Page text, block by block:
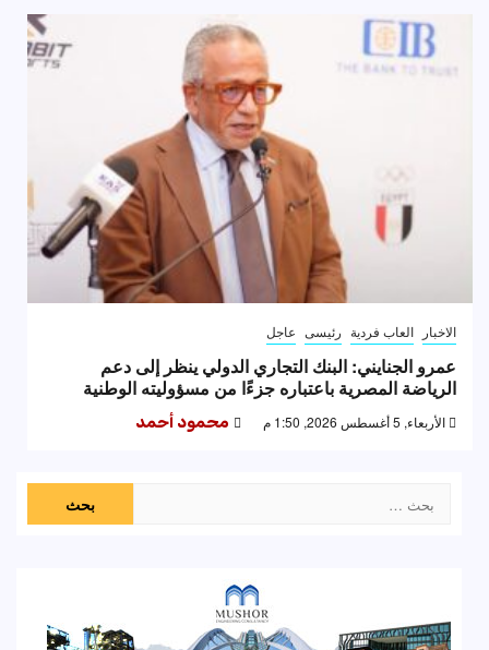
الاخبار العاب فردية رئيسى عاجل
عمرو الجنايني: البنك التجاري الدولي ينظر إلى دعم
الرياضة المصرية باعتباره جزءًا من مسؤوليته الوطنية
الأربعاء, 5 أغسطس 2026, 1:50 م محمود أحمد
عن: